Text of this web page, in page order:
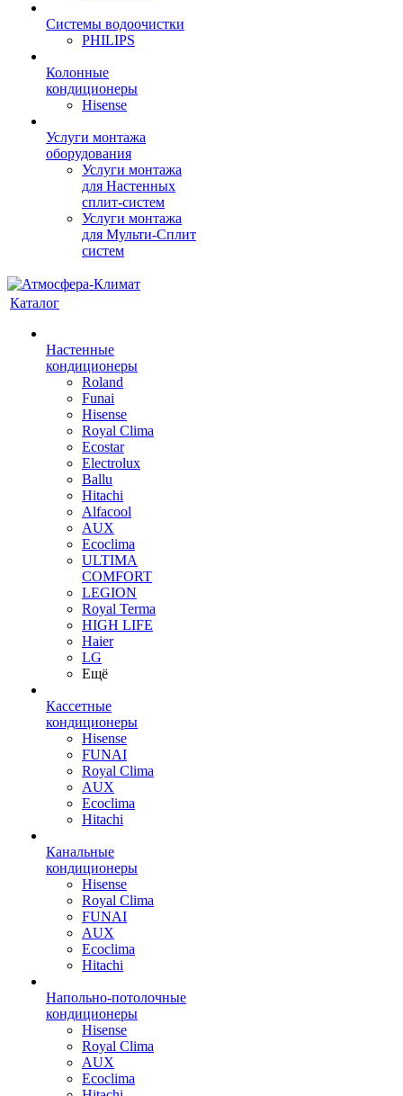
Системы водоочистки
PHILIPS
Колонные
кондиционеры
Hisense
Услуги монтажа
оборудования
Услуги монтажа
для Настенных
сплит-систем
Услуги монтажа
для Мульти-Сплит
систем
Каталог
Настенные
кондиционеры
Roland
Funai
Hisense
Royal Clima
Ecostar
Electrolux
Ballu
Hitachi
Alfacool
AUX
Ecoclima
ULTIMA
COMFORT
LEGION
Royal Terma
HIGH LIFE
Haier
LG
Ещё
Кассетные
кондиционеры
Hisense
FUNAI
Royal Clima
AUX
Ecoclima
Hitachi
Канальные
кондиционеры
Hisense
Royal Clima
FUNAI
AUX
Ecoclima
Hitachi
Напольно-потолочные
кондиционеры
Hisense
Royal Clima
AUX
Ecoclima